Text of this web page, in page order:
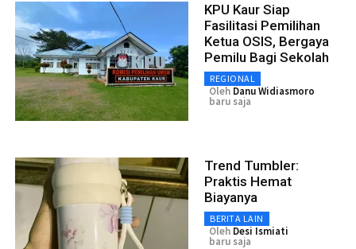
KPU Kaur Siap
Fasilitasi Pemilihan
Ketua OSIS, Bergaya
Pemilu Bagi Sekolah
REGIONAL
Oleh Danu Widiasmoro
baru saja
Trend Tumbler:
Praktis Hemat
Biayanya
BERITA LAIN
Oleh Desi Ismiati
baru saja